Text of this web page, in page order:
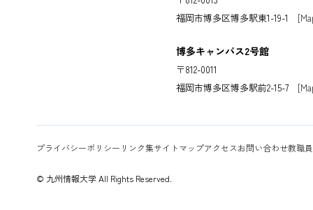
福岡市博多区博多駅東1-19-1
博多キャンパス2号館
〒812-0011
福岡市博多区博多駅前2-15-7
プライバシーポリシー リンク集サイトマップアクセスお問い合わせ教職
© 九州情報大学 All Rights Reserved.